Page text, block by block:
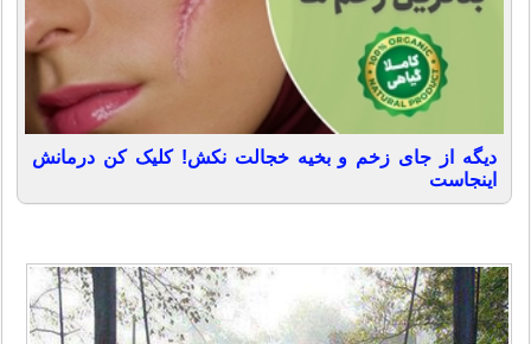
دیگه از جای زخم و بخیه خجالت نکش! کلیک کن درمانش
اینجاست